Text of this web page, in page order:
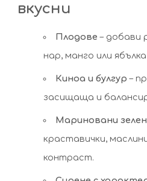
вкусни
Плодове – добави
нар, манго или
Киноа и булгур –
засищаща и
Мариновани
краставички,
контраст.